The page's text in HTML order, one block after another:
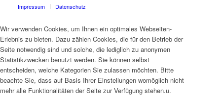
Impressum
Datenschutz
Wir verwenden Cookies, um Ihnen ein optimales Webseiten-
Erlebnis zu bieten. Dazu zählen Cookies, die für den Betrieb der
Seite notwendig sind und solche, die lediglich zu anonymen
Statistikzwecken benutzt werden. Sie können selbst
entscheiden, welche Kategorien Sie zulassen möchten. Bitte
beachte Sie, dass auf Basis Ihrer Einstellungen womöglich nicht
mehr alle Funktionalitäten der Seite zur Verfügung stehen.u.